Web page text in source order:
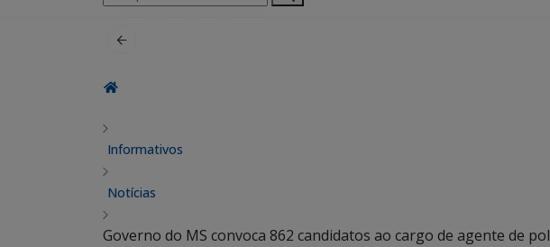
por:
Informativos
Notícias
Governo do MS convoca 862 candidatos ao cargo de agente de